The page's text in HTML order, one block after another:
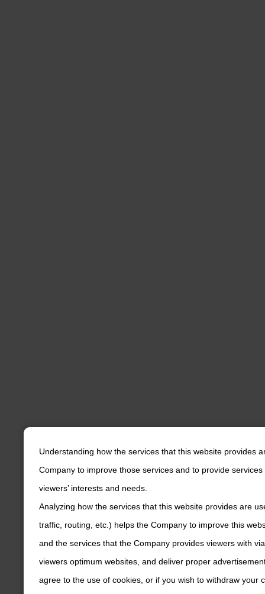
Understanding how the services that this website provides
Company to improve those services and to provide
viewers’ interests and needs.
Analyzing how the services that this website provides are
traffic, routing, etc.) helps the Company to improve this
and the services that the Company provides viewers with
viewers optimum websites, and deliver proper
agree to the use of cookies, or if you wish to withdraw your